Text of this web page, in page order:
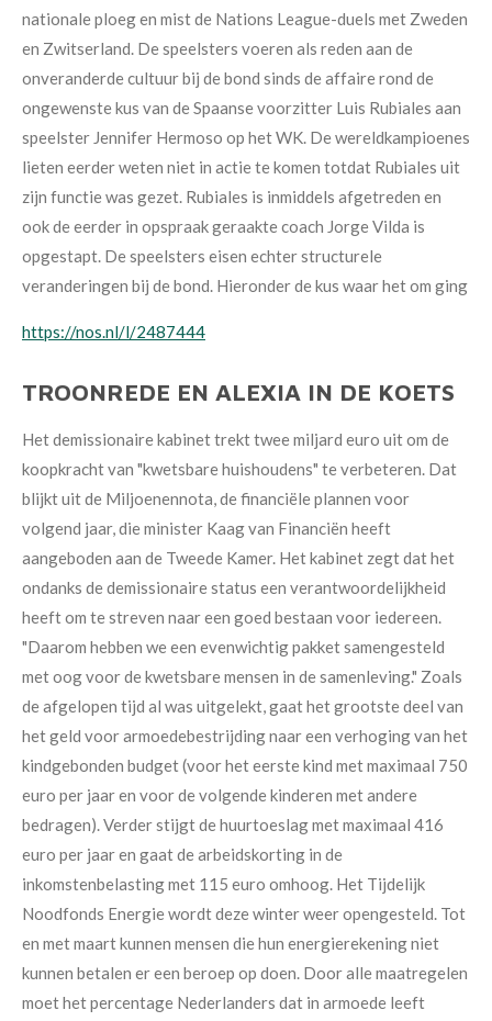
nationale ploeg en mist de Nations League-duels met Zweden
en Zwitserland. De speelsters voeren als reden aan de
onveranderde cultuur bij de bond sinds de affaire rond de
ongewenste kus van de Spaanse voorzitter Luis Rubiales aan
speelster Jennifer Hermoso op het WK. De wereldkampioenes
lieten eerder weten niet in actie te komen totdat Rubiales uit
zijn functie was gezet. Rubiales is inmiddels afgetreden en
ook de eerder in opspraak geraakte coach Jorge Vilda is
opgestapt. De speelsters eisen echterstructurele
veranderingen bij de bond. Hieronder de kus waar het om ging
https://nos.nl/l/2487444
TROONREDE EN ALEXIA IN DE KOETS
Het demissionaire kabinet trekt twee miljard euro uit om de
koopkracht van "kwetsbare huishoudens" te verbeteren. Dat
blijkt uit de Miljoenennota, de financiële plannen voor
volgend jaar, die minister Kaag van Financiën heeft
aangeboden aan de Tweede Kamer. Het kabinet zegt dat het
ondanks de demissionaire status een verantwoordelijkheid
heeft om te streven naar een goed bestaan voor iedereen.
"Daarom hebben we een evenwichtig pakket samengesteld
met oog voor de kwetsbare mensen in de samenleving." Zoals
de afgelopen tijd al was uitgelekt, gaat het grootste deel van
het geld voor armoedebestrijding naar een verhoging van het
kindgebonden budget (voor het eerste kind met maximaal 750
euro per jaar en voor de volgende kinderen met andere
bedragen). Verder stijgt de huurtoeslag met maximaal 416
euro per jaar en gaat de arbeidskorting in de
inkomstenbelasting met 115 euro omhoog. Het Tijdelijk
Noodfonds Energie wordt deze winter weer opengesteld. Tot
en met maart kunnen mensen die hun energierekening niet
kunnen betalen er een beroep op doen. Door alle maatregelen
moet het percentage Nederlanders dat in armoede leeft